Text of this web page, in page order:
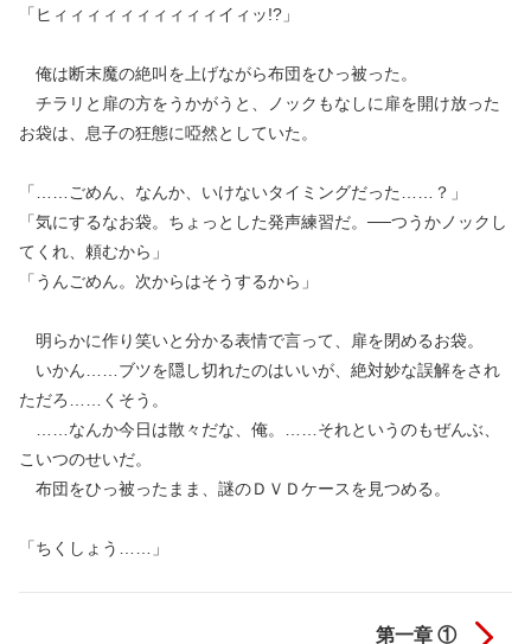
「ヒィィィィィィィィィィイィッ!?」
俺は断末魔の絶叫を上げながら布団をひっ被った。
チラリと扉の方をうかがうと、ノックもなしに扉を開け放った
お袋は、息子の狂態に啞然としていた。
「……ごめん、なんか、いけないタイミングだった……？」
「気にするなお袋。ちょっとした発声練習だ。──つうかノックし
てくれ、頼むから」
「うんごめん。次からはそうするから」
明らかに作り笑いと分かる表情で言って、扉を閉めるお袋。
いかん……ブツを隠し切れたのはいいが、絶対妙な誤解をされ
ただろ……くそう。
……なんか今日は散々だな、俺。……それというのもぜんぶ、
こいつのせいだ。
布団をひっ被ったまま、謎のＤＶＤケースを見つめる。
「ちくしょう……」
第一章 ①